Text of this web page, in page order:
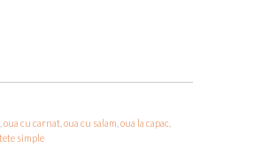
oua cu carnat oua cu salam oua la capac
simple